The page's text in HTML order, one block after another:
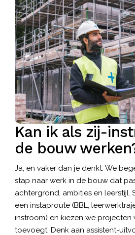
Kan ik als zij-
de bouw
Ja, en vaker dan je denkt. We
stap naar werk in de bouw dat
achtergrond, ambities en leerstijl.
een instaproute (BBL,
instroom) en kiezen we projecten
toevoegt. Denk aan assistent-